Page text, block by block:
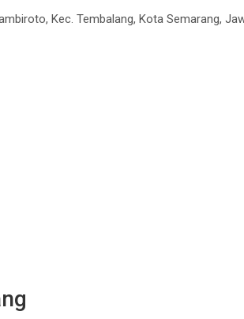
Kec. Tembalang, Kota Semarang,